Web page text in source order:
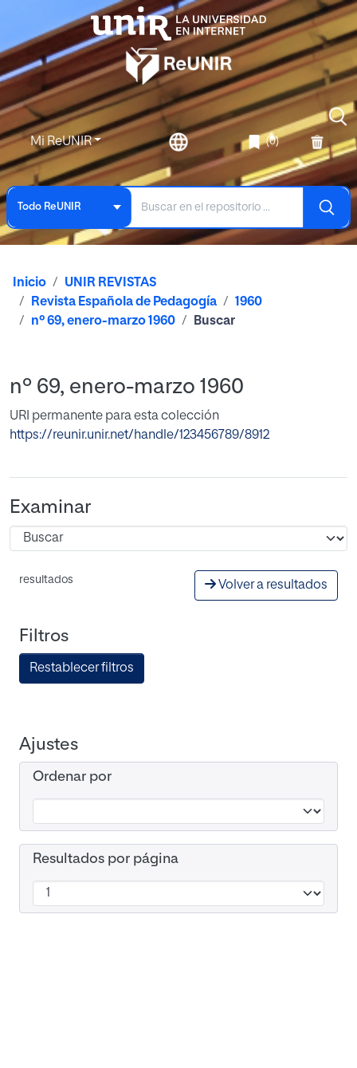
Mi ReUNIR (0)
Todo ReUNIR
Inicio
UNIR REVISTAS
Revista Española de Pedagogía
1960
nº 69, enero-marzo 1960
Buscar
nº 69, enero-marzo 1960
URI permanente para esta colección
https://reunir.unir.net/handle/123456789/8912
Examinar
resultados Volver a resultados
Filtros
Restablecer filtros
Ajustes
Ordenar por
Resultados por página